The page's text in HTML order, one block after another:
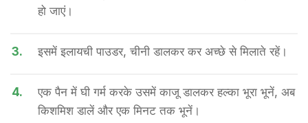
हो जाएं।
3. इसमें इलायची पाउडर, चीनी डालकर कर अच्छे से मिलाते रहें।
4.
एक पैन में घी गर्म करके उसमें काजू डालकर हल्का भूरा भूनें, अब
किशमिश डालें और एक मिनट तक भूनें।